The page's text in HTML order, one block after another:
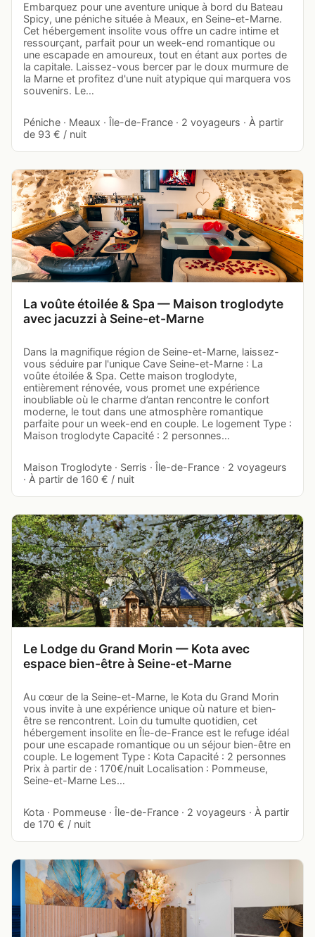
Embarquez pour une aventure unique à bord du Bateau
Spicy, une péniche située à Meaux, en Seine-et-Marne.
Cet hébergement insolite vous offre un cadre intime et
ressourçant, parfait pour un week-end romantique ou
une escapade en amoureux, tout en étant aux portes de
la capitale. Laissez-vous bercer par le doux murmure de
la Marne et profitez d'une nuit atypique qui marquera vos
souvenirs. Le…
Péniche · Meaux · Île-de-France · 2 voyageurs · À partir
de 93 € / nuit
La voûte étoilée & Spa — Maison troglodyte
avec jacuzzi à Seine-et-Marne
Dans la magnifique région de Seine-et-Marne, laissez-
vous séduire par l'unique Cave Seine-et-Marne : La
voûte étoilée & Spa. Cette maison troglodyte,
entièrement rénovée, vous promet une expérience
inoubliable où le charme d’antan rencontre le confort
moderne, le tout dans une atmosphère romantique
parfaite pour un week-end en couple. Le logement Type :
Maison troglodyte Capacité : 2 personnes…
Maison Troglodyte · Serris · Île-de-France · 2 voyageurs
· À partir de 160 € / nuit
Le Lodge du Grand Morin — Kota avec
espace bien-être à Seine-et-Marne
Au cœur de la Seine-et-Marne, le Kota du Grand Morin
vous invite à une expérience unique où nature et bien-
être se rencontrent. Loin du tumulte quotidien, cet
hébergement insolite en Île-de-France est le refuge idéal
pour une escapade romantique ou un séjour bien-être en
couple. Le logement Type : Kota Capacité : 2 personnes
Prix à partir de : 170€/nuit Localisation : Pommeuse,
Seine-et-Marne Les…
Kota · Pommeuse · Île-de-France · 2 voyageurs · À partir
de 170 € / nuit